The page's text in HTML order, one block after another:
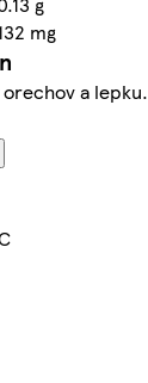
mg
a lepku.